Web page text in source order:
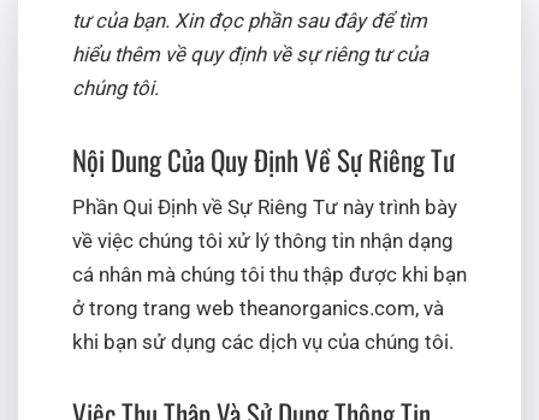
tư của bạn. Xin đọc phần sau đây để tìm
hiểu thêm về quy định về sự riêng tư của
chúng tôi.
Nội Dung Của Quy Định Về Sự Riêng Tư
Phần Qui Định về Sự Riêng Tư này trình bày
về việc chúng tôi xử lý thông tin nhận dạng
cá nhân mà chúng tôi thu thập được khi bạn
ở trong trang web theanorganics.com, và
khi bạn sử dụng các dịch vụ của chúng tôi.